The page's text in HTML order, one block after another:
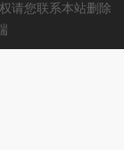
请您联系本站删除